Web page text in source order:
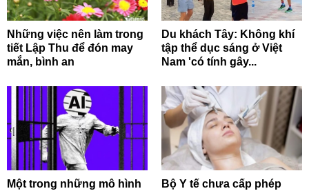
Những việc nên làm trong
tiết Lập Thu để đón may
mắn, bình an
Du khách Tây: Không khí
tập thể dục sáng ở Việt
Nam 'có tính gây...
Một trong những mô hình
Bộ Y tế chưa cấp phép